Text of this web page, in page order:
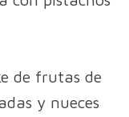
de frutas de
y nueces